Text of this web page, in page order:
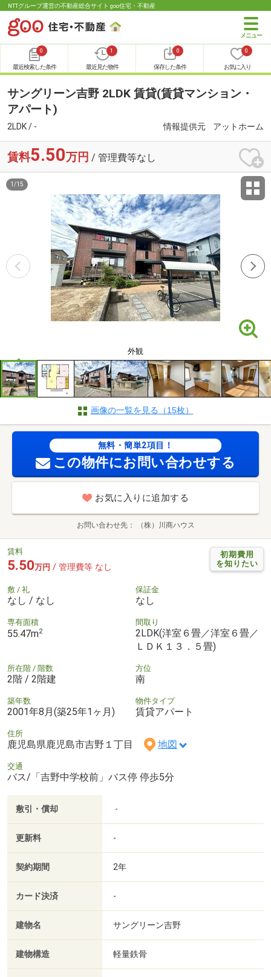
NTTグループ運営の不動産総合サイト goo住宅・不動産
0
最近検索した条件
1
最近見た物件
0
保存した条件
0
お気に入り
サングリーン吉野 2LDK 賃貸(賃貸マンション・
アパート)
2LDK / - 情報提供元 アットホーム
賃料5.50万円 / 管理費等なし
外観
1 /15
画像の一覧を見る（15枚）
無料・簡単2項目！
この物件にお問い合わせする
お気に入りに追加する
お問い合わせ先 （株）川商ハウス
初期費用
を知りたい
賃料
5.50万円 / 管理費等 なし
敷 / 礼
なし / なし
保証金
なし
専有面積
55.47m2
間取り
2LDK(洋室６畳／洋室６畳／
ＬＤＫ１３．５畳)
所在階 / 階数
2階 / 2階建
方位
南
築年数
2001年8月(築25年1ヶ月)
物件タイプ
賃貸アパート
住所
鹿児島県鹿児島市吉野１丁目 地図
交通
バス/「吉野中学校前」バス停 停歩5分
敷引・償却 -
更新料 -
契約期間 2年
カード決済 -
建物名 サングリーン吉野
建物構造 軽量鉄骨